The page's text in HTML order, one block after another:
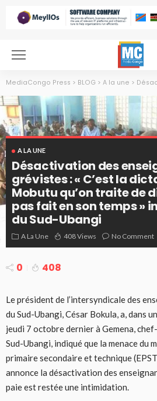
MediaCongo Press > BLOG > A la une > Désactivation des
A LA UNE
Désactivation des
grévistes : « C’est la
Mobutu qu’on traite de
pas fait en son temps »
du Sud-Ubangi
A La Une 408 Views No Comment
0 408
Le président de l’intersyndicale des
du Sud-Ubangi, César Bokula, a, dans
jeudi 7 octobre dernier à Gemena,
Sud-Ubangi, indiqué que la menace du
primaire secondaire et technique
annonce la désactivation des
paie est restée une intimidation.